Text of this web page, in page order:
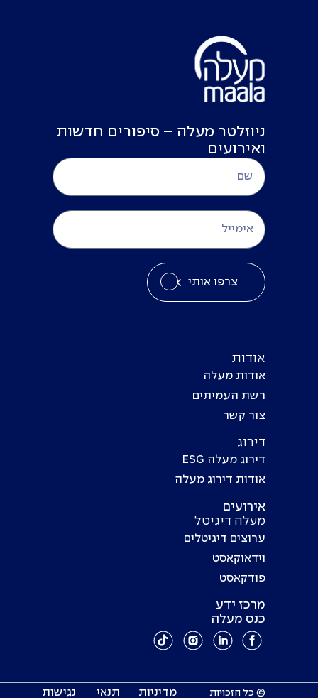
ניוזלטר מעלה – סיפורים חדשות
ואירועים
צרפו אותי
אודות
אודות מעלה
רשת העמיתים
צור קשר
דירוג
דירוג מעלה ESG
אודות דירוג מעלה
אירועים
מעלה דיגיטל
ערוצים דיגיטלים
וידאוקאסט
פודקאסט
מרכז ידע
כנס מעלה
© כל הזכויות מדיניות תנאי נגישות